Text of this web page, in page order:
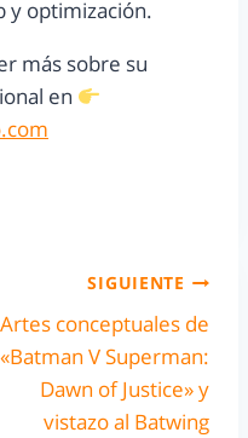
y optimización.
más sobre su
en
SIGUIENTE
Artes conceptuales de
«Batman V Superman:
Dawn of Justice» y
vistazo al Batwing